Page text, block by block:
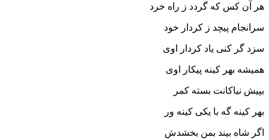
هر آن کس که گردد ز راه خرد
سرانجام پیچد ز کردار خود
سزد گر کنى یاد کردار اوى
همیشه بهر کینه پیکار اوى‏
بپیش نیاکانت بسته کمر
بهر کینه گه با یکى کینه ور
اگر شاه بیند بمن بخشدش